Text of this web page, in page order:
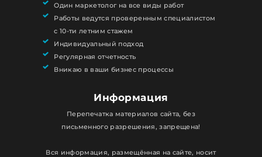
Один маркетолог на все виды работ
Работы ведутся проверенным специалистом
с 10-ти летним стажем
Индивидуальный подход
Регулярная отчетность
Вникаю в ваши бизнес процессы
Информация
Перепечатка материалов сайта, без
письменного разрешения, запрещена!
Вся информация, размещённая на сайте, носит